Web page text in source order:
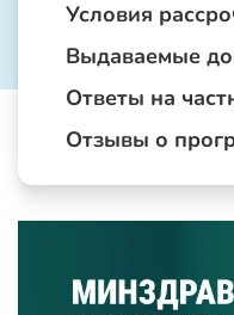
Условия
Выдаваемые
Ответы на
Отзывы о